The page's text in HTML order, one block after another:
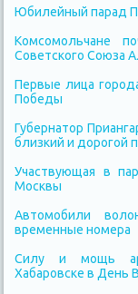
Юбилейный парад
Комсомольчане
Советского Союза
Первые лица
Победы
Губернатор
близкий и дорогой
Участвующая в
Москвы
Автомобили
временные номера
Силу и мощь
Хабаровске в День